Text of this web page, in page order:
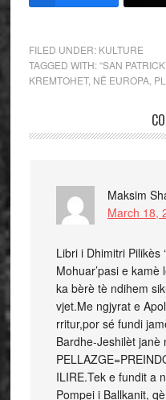
FILED UNDER: KULTURE
TAGGED WITH:“SAN
KREMTOHET, NË EUROPA,
Maksim
March 18,
Libri i Dhimitri Pilikès
Mohuar’pasi e
ka bèrè tè ndihem
vjet.Me ngjyrat e
rritur,por sé fundi
Bardhe-Jeshilèt janè
ILIRE.Tek e fundit a
Pompei i Ballkanit,